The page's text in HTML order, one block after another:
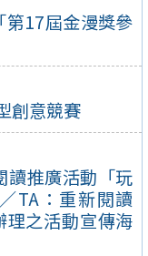
第17屆金漫獎參
創意競賽
讀推廣活動「玩
TA：重新閱讀
理之活動宣傳海